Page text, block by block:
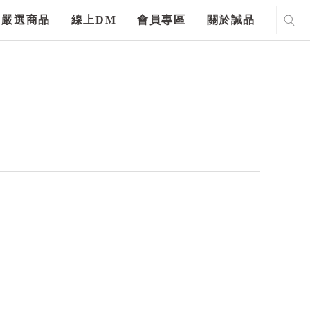
嚴選商品 線上DM 會員專區 關於誠品